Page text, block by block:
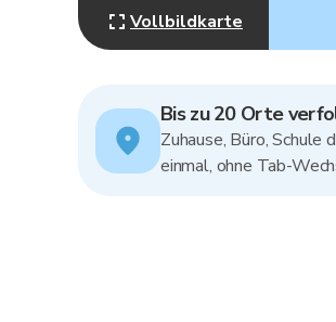
Vollbildkarte
Bis zu 20 Orte
Zuhause, Büro, Schule
einmal, ohne Tab-